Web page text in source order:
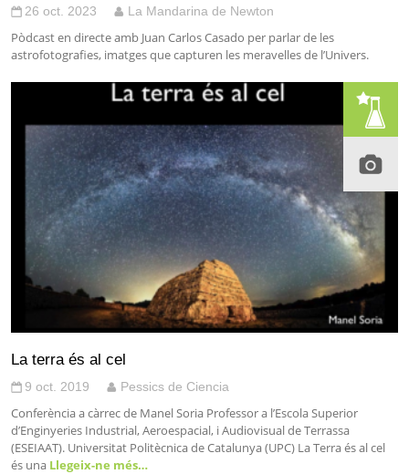
26 oct. 2023 La Mandarina de Newton
Pòdcast en directe amb Juan Carlos Casado per parlar de les
astrofotografies, imatges que capturen les meravelles de l’Univers.
La terra és al cel
9 oct. 2019 Pessics de Ciencia
Conferència a càrrec de Manel Soria Professor a l’Escola Superior
d’Enginyeries Industrial, Aeroespacial, i Audiovisual de Terrassa
(ESEIAAT). Universitat Politècnica de Catalunya (UPC) La Terra és al cel
és una Llegeix-ne més…